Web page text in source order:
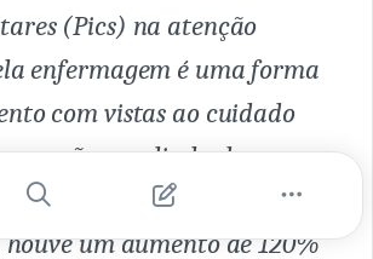
(Pics) na atenção
enfermagem é uma forma
com vistas ao cuidado
ampliada do
doença. Entre os anos de
houve um aumento de 120%